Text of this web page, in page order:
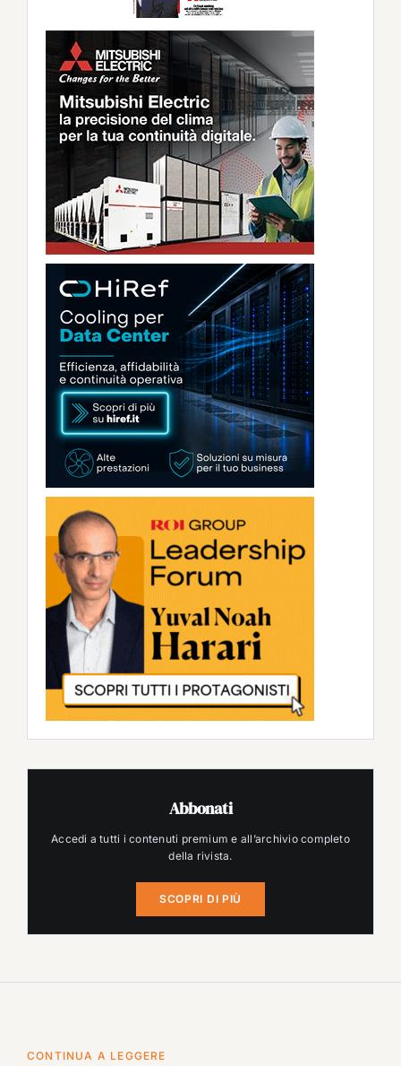
Abbonati
Accedi a tutti i contenuti premium e all’archivio completo
della rivista.
SCOPRI DI PIÙ
CONTINUA A LEGGERE